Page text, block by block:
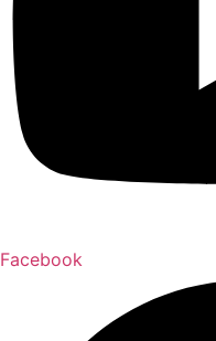
Facebook